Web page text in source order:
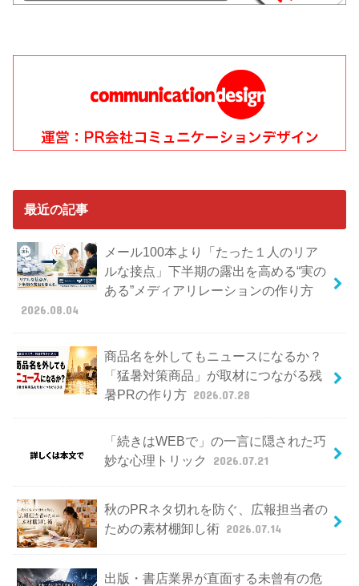
最近の記事
メール100本より「たった１人のリア
ルな接点」下半期の露出を高める“実の
ある”メディアリレーションの作り方
2026.08.04
商品名を外してもニュースになるか？
「猛暑対策商品」が取材につながる残
暑PRの作り方 2026.07.28
「続きはWEBで」の一言に隠された巧
妙な心理トリック
2026.07.21
秋のPRネタ切れを防ぐ、広報担当者の
ための素材棚卸し術 2026.07.14
出版・書店業界が直面する未曾有の危